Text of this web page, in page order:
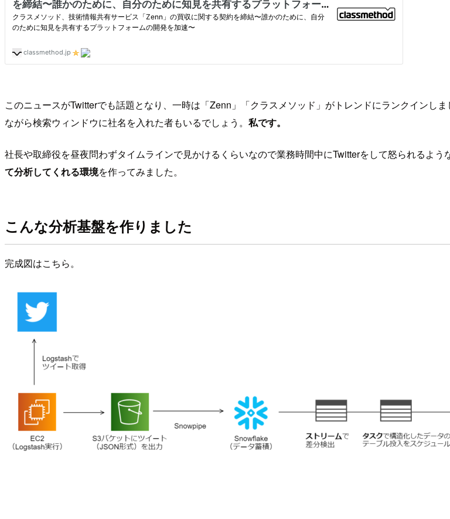
このニュースがTwitterでも話題となり、一時は「Zenn」「クラスメソッド」がトレンドにランクインし
ながら検索ウィンドウに社名を入れた者もいるでしょう。 私です。
社長や取締役を昼夜問わずタイムラインで見かけるくらいなので業務時間中にTwitterをして怒られるよ
て分析してくれる環境を作ってみました。
こんな分析基盤を作りました
完成図はこちら。